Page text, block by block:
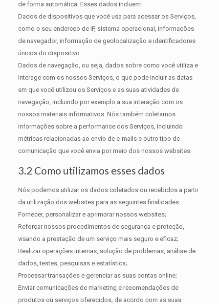
de forma automática. Esses dados incluem:
Dados de dispositivos que você usa para acessar os Serviços,
como o seu endereço de IP, sistema operacional, informações
de navegador, informação de geolocalização e identificadores
únicos do dispositivo.
Dados de navegação, ou seja, dados sobre como você utiliza e
interage com os nossos Serviços, o que pode incluir as datas
em que você utilizou os Serviços e as suas atividades de
navegação, incluindo por exemplo a sua interação com os
nossos materiais informativos. Nós também coletamos
informações sobre a performance dos Serviços, incluindo
métricas relacionadas ao envio de e-mails e outro tipo de
comunicação que você envia por meio dos nossos websites.
3.2 Como utilizamos esses dados
Nós podemos utilizar os dados coletados ou recebidos a partir
da utilização dos websites para as seguintes finalidades:
Fornecer, personalizar e aprimorar nossos websites;
Reforçar nossos procedimentos de segurança e proteção,
visando a prestação de um serviço mais seguro e eficaz;
Realizar operações internas, solução de problemas, análise de
dados, testes, pesquisas e estatística;
Processar transações e gerenciar as suas contas online;
Enviar comunicações de marketing e recomendações de
produtos ou serviços oferecidos, de acordo com as suas